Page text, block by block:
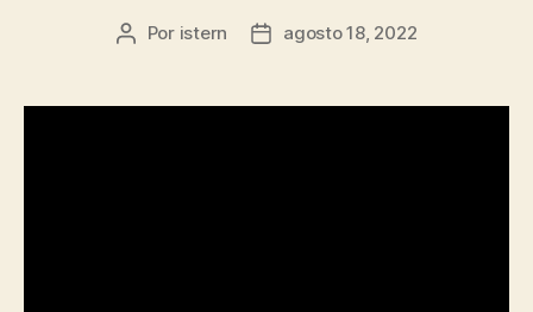
Autor
entrada
Por istern
Fecha
entrada
agosto 18, 2022